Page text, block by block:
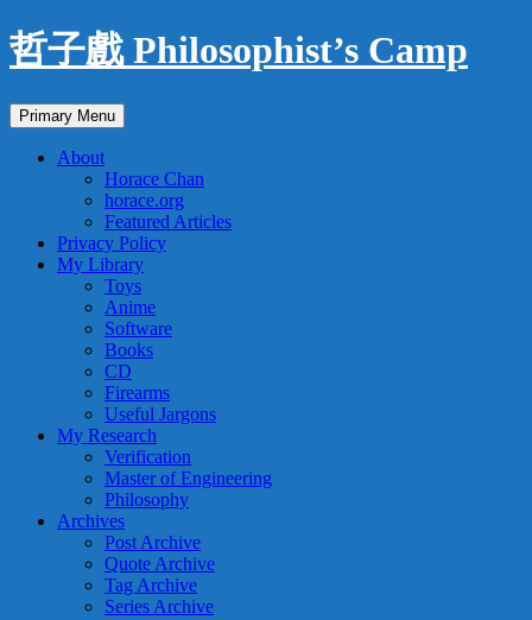
Skip
to
哲子戲 Philosophist’s Camp
Search
Primary Menu
About
Horace Chan
horace.org
Featured Articles
Privacy Policy
My Library
Toys
Anime
Software
Books
CD
Firearms
Useful Jargons
My Research
Verification
Master of Engineering
Philosophy
Archives
Post Archive
Quote Archive
Tag Archive
Series Archive